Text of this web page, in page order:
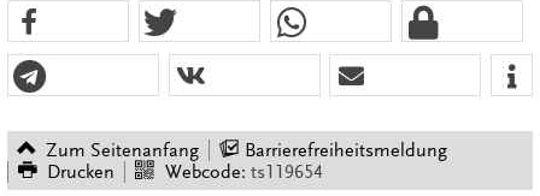
Zum Seitenanfang
Barrierefreiheitsmeldung
Drucken
Webcode: ts119654